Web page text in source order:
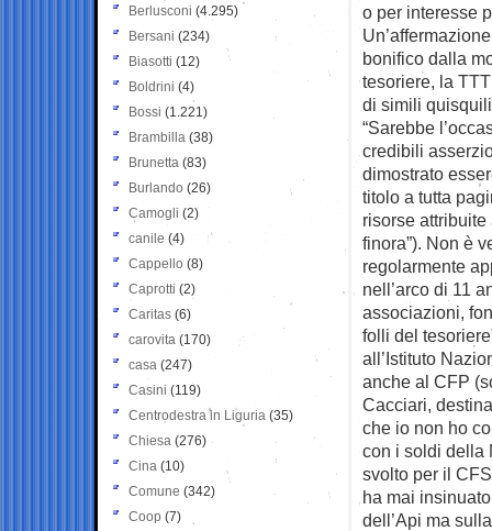
o per interesse
bonifico dalla
tesoriere, la
di simili
“Sarebbe
credibili
dimostrato
titolo a tutta
risorse
finora”). Non è
regolarmente
nell’arco di 11
associazioni,
folli del
all’Istituto
anche al CFP
Cacciari,
che io non ho
con i soldi della
svolto per il
ha mai
dell’Api ma
Berlusconi (4.295)
Bersani (234)
Biasotti (12)
Boldrini (4)
Bossi (1.221)
Brambilla (38)
Brunetta (83)
Burlando (26)
Camogli (2)
canile (4)
Cappello (8)
Caprotti (2)
Caritas (6)
carovita (170)
casa (247)
Casini (119)
Centrodestra in Liguria (35)
Chiesa (276)
Cina (10)
Comune (342)
Coop (7)